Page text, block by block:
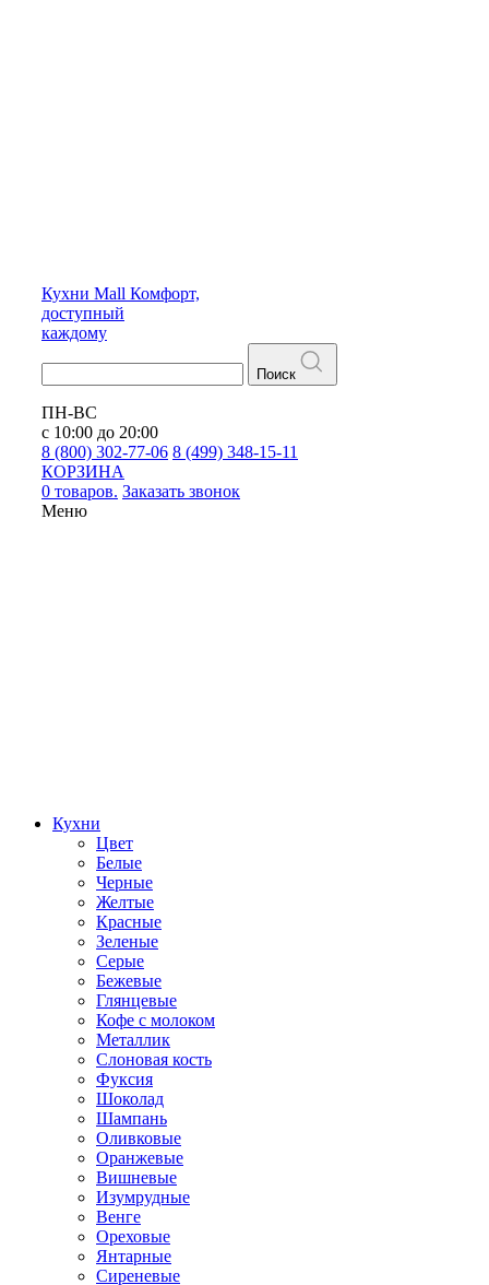
Кухни Mall Комфорт,
доступный
каждому
Поиск
ПН-ВС
с 10:00 до 20:00
8 (800) 302-77-06 8 (499) 348-15-11
КОРЗИНА
0 товаров. Заказать звонок
Меню
Кухни
Цвет
Белые
Черные
Желтые
Красные
Зеленые
Серые
Бежевые
Глянцевые
Кофе с молоком
Металлик
Слоновая кость
Фуксия
Шоколад
Шампань
Оливковые
Оранжевые
Вишневые
Изумрудные
Венге
Ореховые
Янтарные
Сиреневые